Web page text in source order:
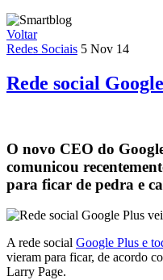
Voltar
Redes Sociais 5 Nov 14
Rede social
O novo CEO do
comunicou
para ficar de pedra e
A rede social Google Plus e
vieram para ficar, de acordo
Larry Page.